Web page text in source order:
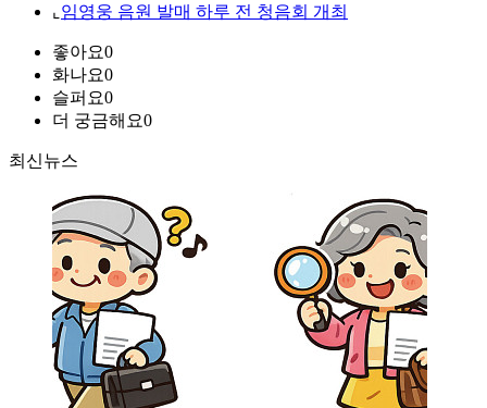
⌞ 임영웅 음원 발매 하루 전 청음회 개최
좋아요0
화나요0
슬퍼요0
더 궁금해요0
최신뉴스